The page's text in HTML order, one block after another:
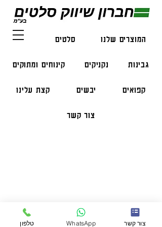
המוצרים שלנו סלטים דגים
גבינות נקניקים קינוחים ומתוקים
קפואים יבשים קצת עלינו
צור קשר
הזמנות בווצאפ:
050-47-57-365
051-296-2006
טלפון WhatsApp צור קשר